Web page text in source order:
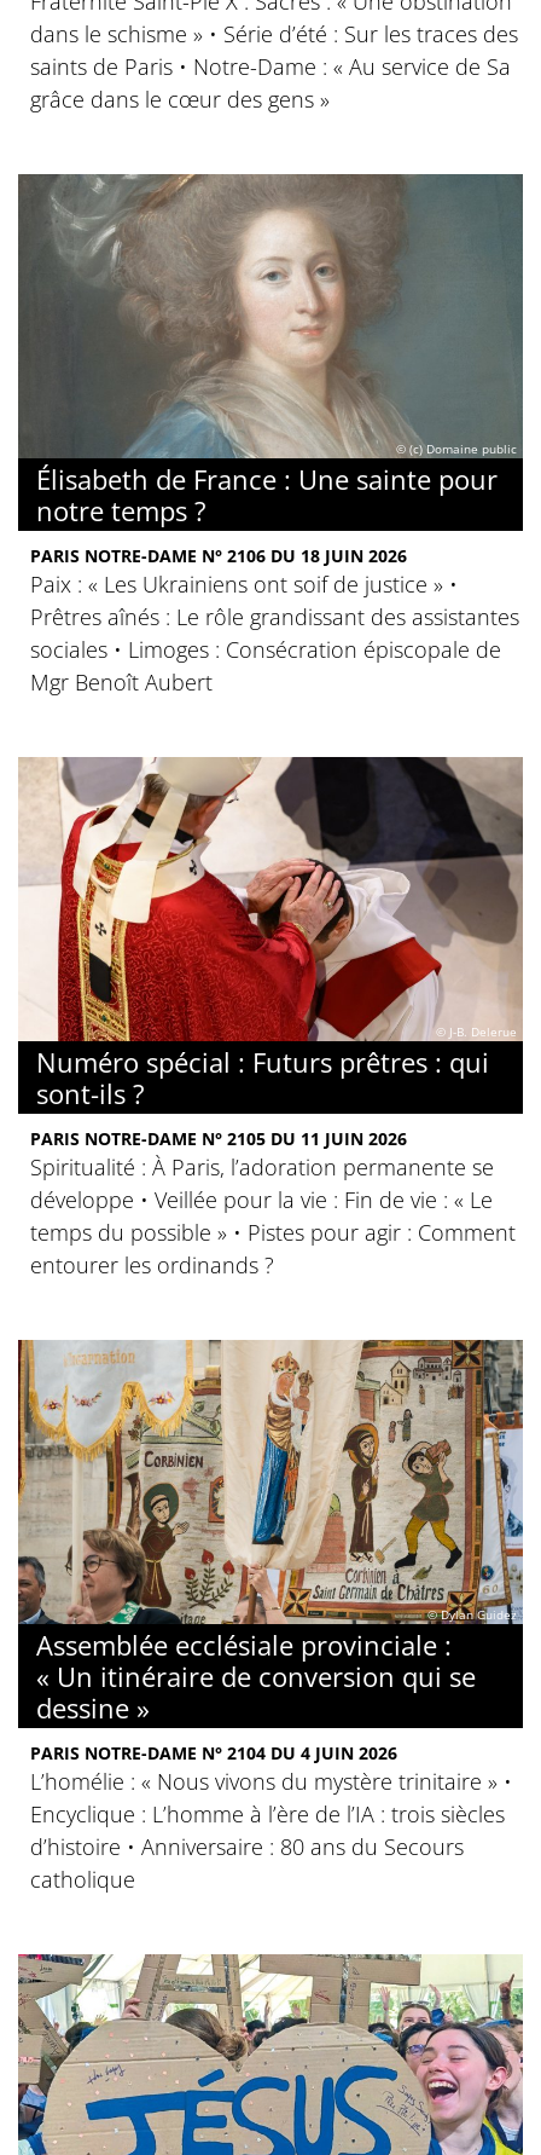
dans le schisme » • Série d’été : Sur les traces des
saints de Paris • Notre-Dame : « Au service de Sa
grâce dans le cœur des gens »
© (c) Domaine public
Élisabeth de France : Une sainte pour
notre temps ?
PARIS NOTRE-DAME N° 2106 DU 18 JUIN 2026
Paix : « Les Ukrainiens ont soif de justice » •
Prêtres aînés : Le rôle grandissant des assistantes
sociales • Limoges : Consécration épiscopale de
Mgr Benoît Aubert
© J-B. Delerue
Numéro spécial : Futurs prêtres : qui
sont-ils ?
PARIS NOTRE-DAME N° 2105 DU 11 JUIN 2026
Spiritualité : À Paris, l’adoration permanente se
développe • Veillée pour la vie : Fin de vie : « Le
temps du possible » • Pistes pour agir : Comment
entourer les ordinands ?
© Dylan Guidez
Assemblée ecclésiale provinciale :
« Un itinéraire de conversion qui se
dessine »
PARIS NOTRE-DAME N° 2104 DU 4 JUIN 2026
L’homélie : « Nous vivons du mystère trinitaire » •
Encyclique : L’homme à l’ère de l’IA : trois siècles
d’histoire • Anniversaire : 80 ans du Secours
catholique